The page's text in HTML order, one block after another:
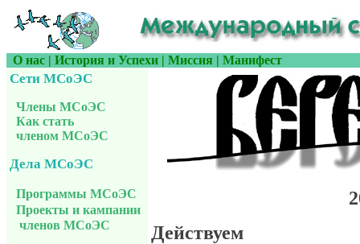
О нас | История и Успехи | Миссия | Манифест
Сети МСоЭС
Члены МСоЭС
Как стать
членом МСоЭС
Дела МСоЭС
Программы МСоЭС
Проекты и кампании
членов МСоЭС
Действуем